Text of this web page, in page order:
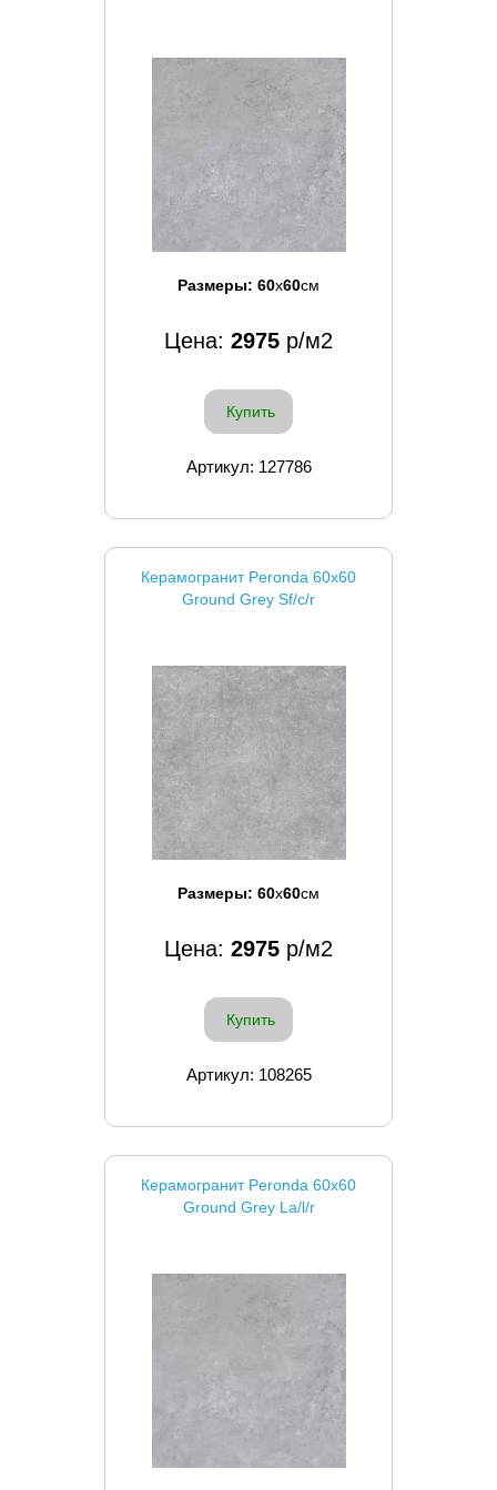
Размеры: 60x60см
Цена: 2975 р/м2
Купить
Артикул: 127786
Керамогранит Peronda 60x60
Ground Grey Sf/c/r
Размеры: 60x60см
Цена: 2975 р/м2
Купить
Артикул: 108265
Керамогранит Peronda 60x60
Ground Grey La/l/r